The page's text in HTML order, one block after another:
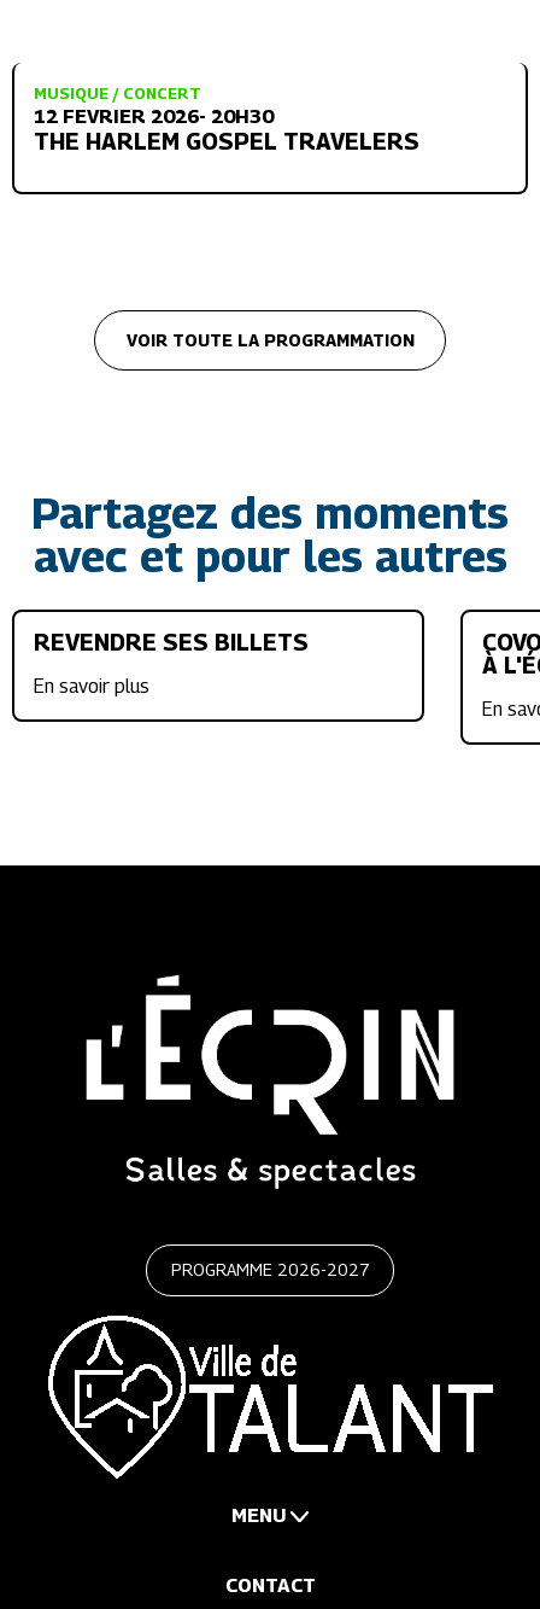
MUSIQUE / CONCERT
12 FEVRIER 2026- 20H30
THE HARLEM GOSPEL TRAVELERS
VOIR TOUTE LA PROGRAMMATION
Partagez des moments
avec et pour les autres
REVENDRE SES BILLETS
En savoir plus
À
En
PROGRAMME 2026-2027
MENU
CONTACT